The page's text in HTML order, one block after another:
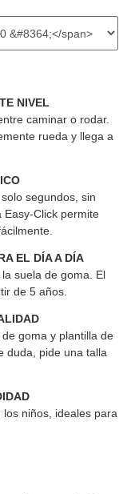
NIVEL
caminar o rodar.
rueda y llega a
segundos, sin
Easy-Click permite
EL DÍA A DÍA
suela de goma. El
de 5 años.
goma y plantilla de
duda, pide una talla
niños, ideales para